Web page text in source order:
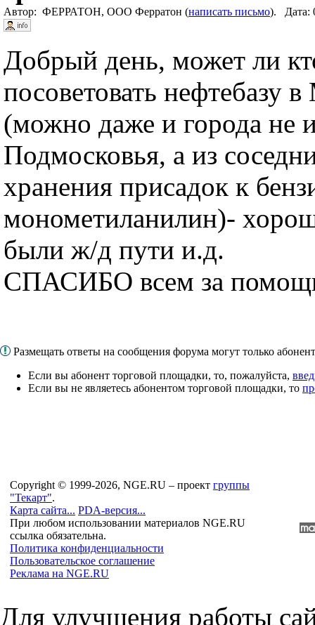
Автор: ФЕРРАТОН, ООО Ферратон (написать письмо). Дата:
Добрый день, может ли
посоветовать нефтебазу
(можно даже и города не
Подмосковья, а из
хранения присадок к
монометиланилин)-
были ж/д пути и.д.
СПАСИБО всем за
Размещать ответы на сообщения форума могут только
Если вы абонент торговой площадки, то, пожалуйста,
Если вы не являетесь абонентом торговой площадки, то
Copyright © 1999-2026, NGE.RU – проект группы
"Текарт".
Карта сайта... PDA-версия...
При любом использовании материалов NGE.RU
ссылка обязательна.
Политика конфиденциальности
Пользовательское соглашение
Реклама на NGE.RU
Для улучшения работы